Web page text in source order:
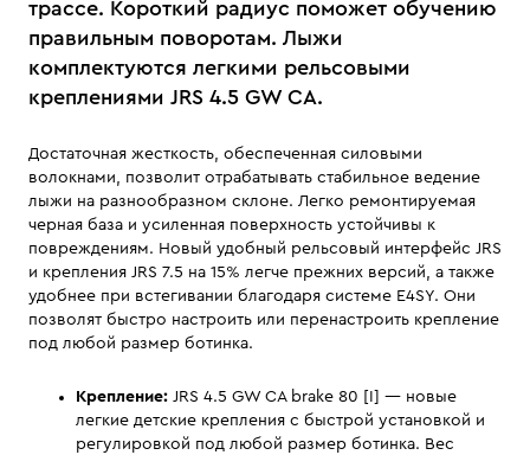
трассе. Короткий радиус поможет обучению
правильным поворотам. Лыжи
комплектуются легкими рельсовыми
креплениями JRS 4.5 GW CA.
Достаточная жесткость, обеспеченная силовыми
волокнами, позволит отрабатывать стабильное ведение
лыжи на разнообразном склоне. Легко ремонтируемая
черная база и усиленная поверхность устойчивы к
повреждениям. Новый удобный рельсовый интерфейс JRS
и крепления JRS 7.5 на 15% легче прежних версий, а также
удобнее при встегивании благодаря системе E4SY. Они
позволят быстро настроить или перенастроить крепление
под любой размер ботинка.
Крепление: JRS 4.5 GW CA brake 80 [I] — новые
легкие детские крепления с быстрой установкой и
регулировкой под любой размер ботинка. Вес